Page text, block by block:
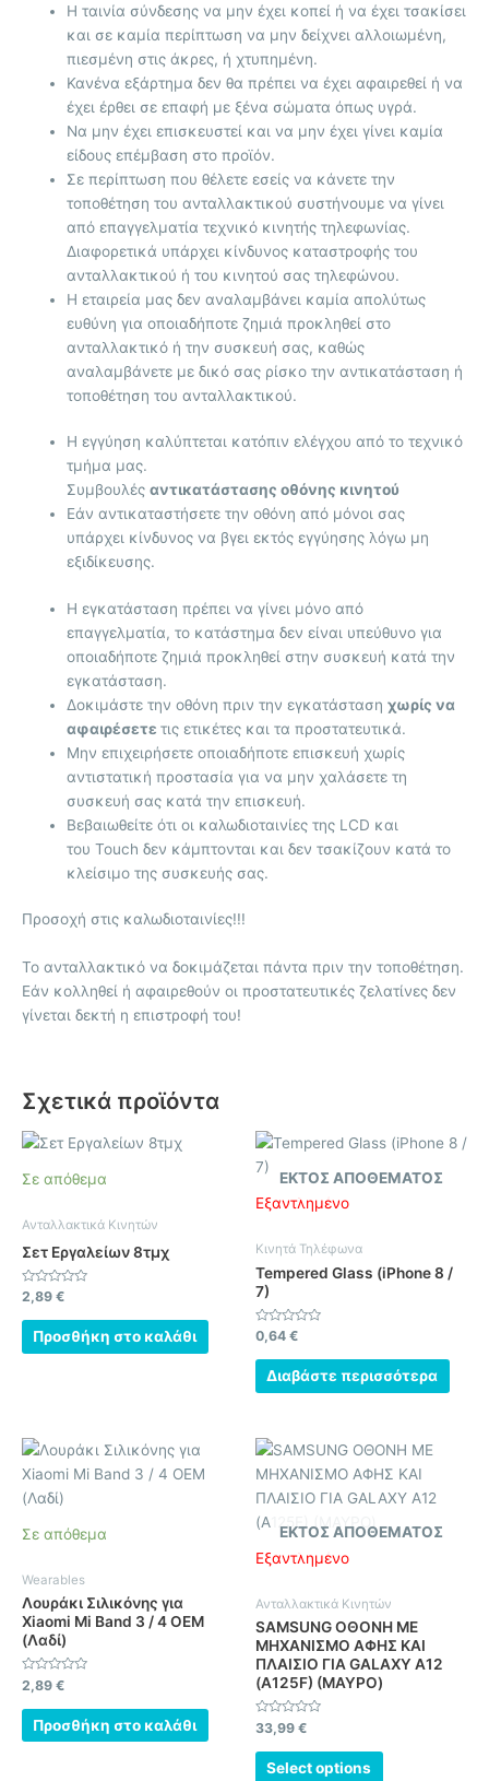
Η ταινία σύνδεσης να μην έχει κοπεί ή να έχει τσακίσει
και σε καμία περίπτωση να μην δείχνει αλλοιωμένη,
πιεσμένη στις άκρες, ή χτυπημένη.
Κανένα εξάρτημα δεν θα πρέπει να έχει αφαιρεθεί ή να
έχει έρθει σε επαφή με ξένα σώματα όπως υγρά.
Να μην έχει επισκευστεί και να μην έχει γίνει καμία
είδους επέμβαση στο προϊόν.
Σε περίπτωση που θέλετε εσείς να κάνετε την
τοποθέτηση του ανταλλακτικού συστήνουμε να γίνει
από επαγγελματία τεχνικό κινητής τηλεφωνίας.
Διαφορετικά υπάρχει κίνδυνος καταστροφής του
ανταλλακτικού ή του κινητού σας τηλεφώνου.
Η εταιρεία μας δεν αναλαμβάνει καμία απολύτως
ευθύνη για οποιαδήποτε ζημιά προκληθεί στο
ανταλλακτικό ή την συσκευή σας, καθώς
αναλαμβάνετε με δικό σας ρίσκο την αντικατάσταση ή
τοποθέτηση του ανταλλακτικού.
Η εγγύηση καλύπτεται κατόπιν ελέγχου από το τεχνικό
τμήμα μας.
Συμβουλέςαντικατάστασης οθόνης κινητού
Εάν αντικαταστήσετε την οθόνη από μόνοι σας
υπάρχει κίνδυνος να βγει εκτός εγγύησης λόγω μη
εξιδίκευσης.
Η εγκατάσταση πρέπει να γίνει μόνο από
επαγγελματία, το κατάστημα δεν είναι υπεύθυνο για
οποιαδήποτε ζημιά προκληθεί στην συσκευή κατά την
εγκατάσταση.
Δοκιμάστε την οθόνη πριν την εγκατάστασηχωρίς να
αφαιρέσετετις ετικέτες και τα προστατευτικά.
Μην επιχειρήσετε οποιαδήποτε επισκευή χωρίς
αντιστατική προστασία για να μην χαλάσετε τη
συσκευή σας κατά την επισκευή.
Βεβαιωθείτε ότι οι καλωδιοταινίες της LCD και
του Touch δεν κάμπτονται και δεν τσακίζουν κατά το
κλείσιμο της συσκευής σας.
Προσοχή στις καλωδιοταινίες!!!
Το ανταλλακτικό να δοκιμάζεται πάντα πριν την τοποθέτηση.
Εάν κολληθεί ή αφαιρεθούν οι προστατευτικές ζελατίνες δεν
γίνεται δεκτή η επιστροφή του!
Σχετικά προϊόντα
Σε απόθεμα
Ανταλλακτικά Κινητών
Σετ Εργαλείων 8τμχ
Βαθμολογήθηκε
με
0
από
2,89 €
Προσθήκη στο καλάθι
ΕΚΤΌΣ ΑΠΟΘΈΜΑΤΟΣ
Εξαντλημένο
Κινητά Τηλέφωνα
Tempered Glass (iPhone 8 /
7)
Βαθμολογήθηκε
με
0
από
0,64 €
Διαβάστε περισσότερα
Σε απόθεμα
Wearables
Λουράκι Σιλικόνης για
Xiaomi Mi Band 3 / 4 OEM
(Λαδί)
Βαθμολογήθηκε
με
0
από
2,89 €
Προσθήκη στο καλάθι
ΕΚΤΌΣ ΑΠΟΘΈΜΑΤΟΣ
Εξαντλημένο
Ανταλλακτικά Κινητών
SAMSUNG ΟΘΟΝΗ ΜΕ
ΜΗΧΑΝΙΣΜΟ ΑΦΗΣ ΚΑΙ
ΠΛΑΙΣΙΟ ΓΙΑ GALAXY A12
(A125F) (ΜΑΥΡΟ)
Βαθμολογήθηκε
με
0
από
33,99 €
Select options